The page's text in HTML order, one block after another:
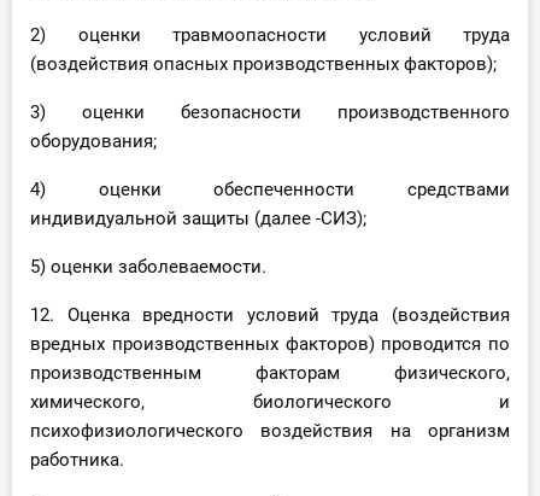
2) оценки травмоопасности условий труда
(воздействия опасных производственных факторов);
3) оценки безопасности производственного
оборудования;
4) оценки обеспеченности средствами
индивидуальной защиты (далее -СИЗ);
5) оценки заболеваемости.
12. Оценка вредности условий труда (воздействия
вредных производственных факторов) проводится по
производственным факторам физического,
химического, биологического и
психофизиологического воздействия на организм
работника.